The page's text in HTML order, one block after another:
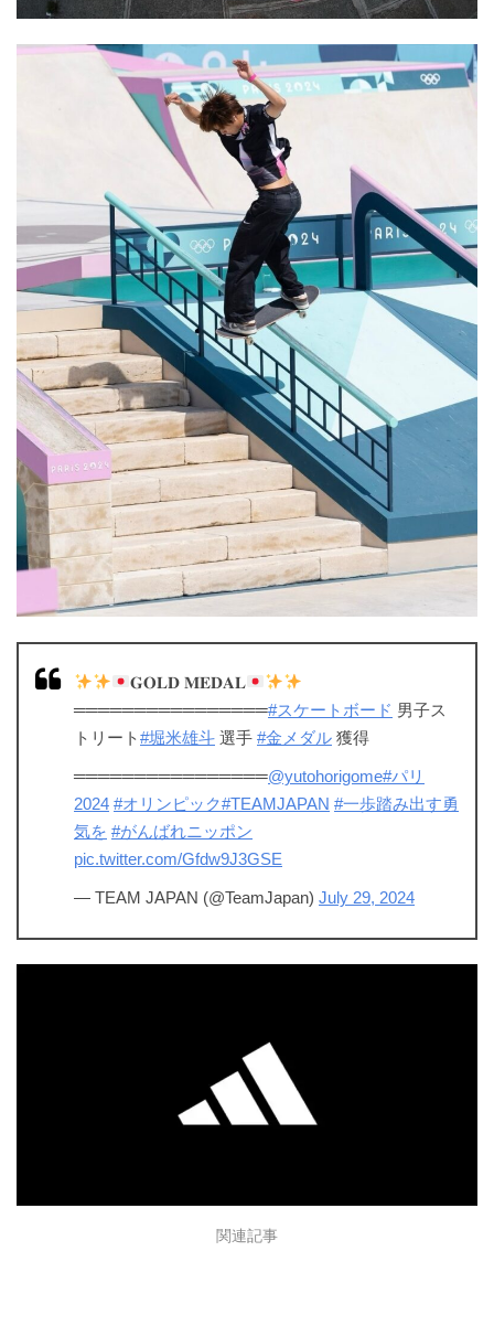
𝐆𝐎𝐋𝐃 𝐌𝐄𝐃𝐀𝐋
════════════════#スケートボード 男子ス
トリート#堀米雄斗 選手 #金メダル 獲得
════════════════@yutohorigome#パリ
2024 #オリンピック#TEAMJAPAN #一歩踏み出す勇
気を #がんばれニッポン
pic.twitter.com/Gfdw9J3GSE
— TEAM JAPAN (@TeamJapan) July 29, 2024
関連記事